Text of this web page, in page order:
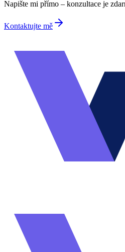
Napište mi přímo – konzultace je
Kontaktujte mě